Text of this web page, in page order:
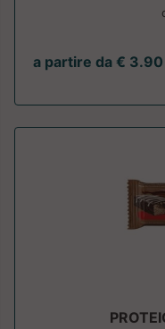
a partire da € 3.90